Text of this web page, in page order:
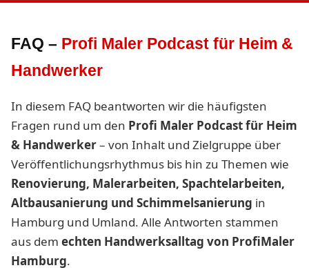
FAQ – Profi Maler Podcast für Heim &
Handwerker
In diesem FAQ beantworten wir die häufigsten
Fragen rund um den Profi Maler Podcast für Heim
& Handwerker– von Inhalt und Zielgruppe über
Veröffentlichungsrhythmus bis hin zu Themen wie
Renovierung, Malerarbeiten, Spachtelarbeiten,
Altbausanierung und Schimmelsanierung in
Hamburg und Umland. Alle Antworten stammen
aus dem echten Handwerksalltag von ProfiMaler
Hamburg.